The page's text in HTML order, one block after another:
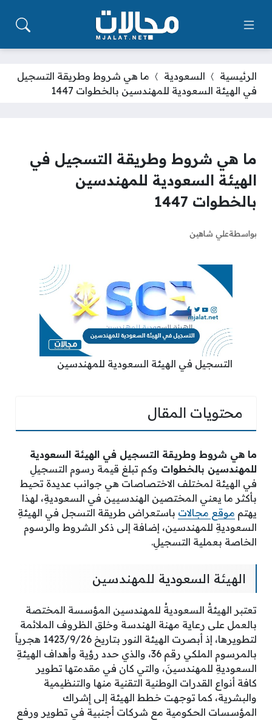
الرئيسية السعودية
ما هي شروط وطريقة التسجيل
في الهيئة السعودية للمهندسين بالخطوات 1447
ما هي شروط وطريقة التسجيل في
الهيئة السعودية للمهندسين
بالخطوات 1447
بواسطةعلي شاهين
التسجيل في الهيئة السعودية للمهندسين
محتويات المقال
ما هي شروط وطريقة التسجيل في الهيئة السعودية
للمهندسين بالخطوات وكم تبلغ قيمة رسوم التسجيلِ
في الهيئة لمختلف الاختصاصات هي جوانب عديدة تحيط
بأكثر ما يعني المختصين الهندسيين في السعوديةِ، لهذا
يهتم موقع مجالات باستعراض طريقة التسجل في الهيئةِ
السعوديةِ للمهندسين، إضافة إلى ذكر الشروط والرسوم
الخاصة بعملية التسجيلِ.
الهيئة السعودية للمهندسين
تعتبر الهيئةُ السعوديةُ للمهندسين المؤسسة المختصة
بالعمل على رعاية مهنة الهندسة وخلق الظروف الملائمة
لتطويرها، إذ أبصرت الهيئة النور بتاريخ 1423/9/26 هجرياً
بالمرسوم الملكي رقم 36، والذي حدد رؤية وأهداف الهيئةِ
السعوديةِ للمهندسينَ، والتي كان في مقدمتها تطوير
كافة أنواع القدرات الوطنية التقنية منها والتنظيمية
والبشرية، كما توجهت خطط الهيئة إلى إِشراك
المؤسسات الحكومية مع شركات أجنبية في تطوير ورفع